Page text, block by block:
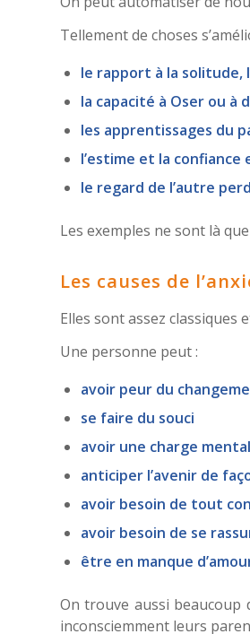
Tellement de choses
le rapport à la solitude,
la capacité à Oser ou à
les apprentissages du
l’estime et la
le regard de l’autre
Les exemples ne sont là
Les causes de
Elles sont assez classiques
Une personne peut :
avoir peur du
se faire du souci
avoir une charge
anticiper l’avenir de
avoir besoin de tout
avoir besoin de se
être en manque
On trouve aussi beaucoup
inconsciemment leurs